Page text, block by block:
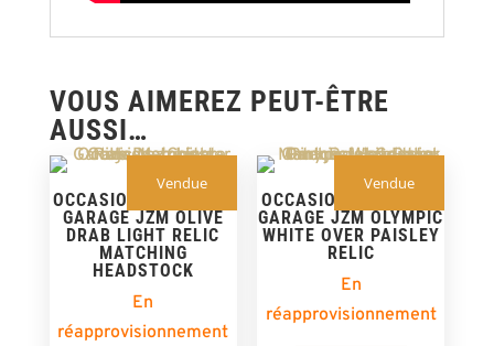
VOUS AIMEREZ PEUT-ÊTRE
AUSSI…
Vendue
OCCASION – GUITARE
GARAGE JZM OLIVE
DRAB LIGHT RELIC
MATCHING
HEADSTOCK
En
réapprovisionnement
Vendue
OCCASION – GUITARE
GARAGE JZM OLYMPIC
WHITE OVER PAISLEY
RELIC
En
réapprovisionnement